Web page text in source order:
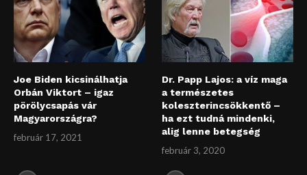
Joe Biden kicsinálhatja
Orbán Viktort – igaz
pörölycsapás vár
Magyarországra?
február 17, 2021
Dr. Papp Lajos: a víz maga
a természetes
koleszterincsökkentő –
ha ezt tudná mindenki,
alig lenne betegség
február 3, 2020